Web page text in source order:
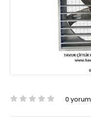
0 yorum